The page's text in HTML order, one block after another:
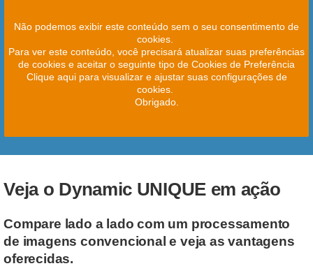
Não podemos exibir este conteúdo sem o seu consentimento de
cookies.
Para ver este conteúdo, você precisará atualizar suas preferências
de cookies e aceitar o seguinte tipo de Cookies de Preferência
Clique aqui para visualizar e ajustar suas configurações de
cookies.
Obrigado.
Veja o Dynamic UNIQUE em ação
Compare lado a lado com um processamento
de imagens convencional e veja as vantagens
oferecidas.